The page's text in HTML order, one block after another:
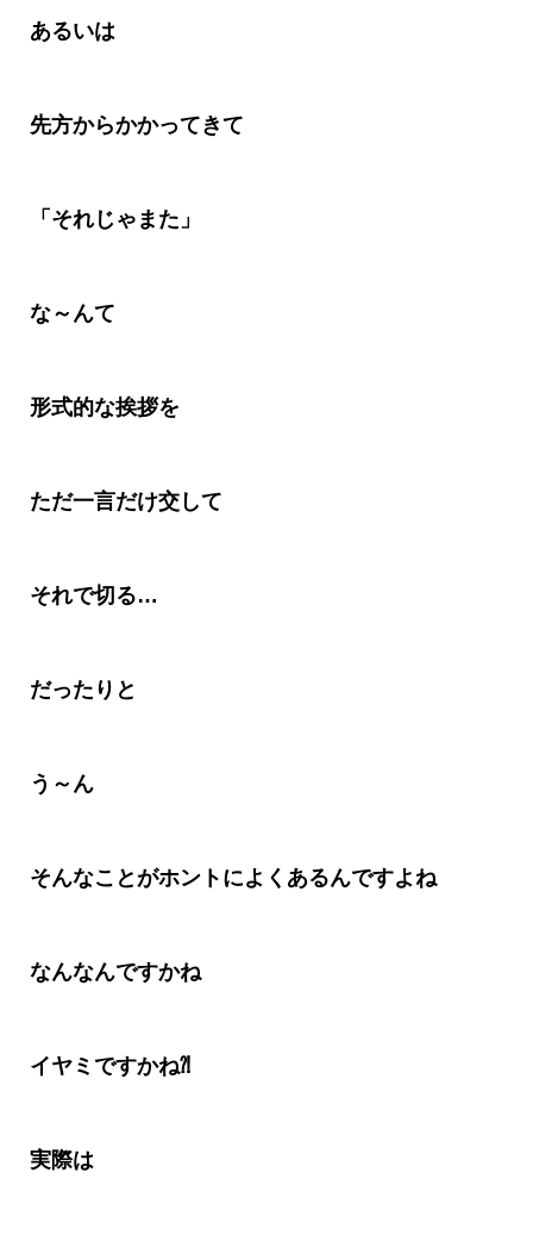
あるいは
先方からかかってきて
「それじゃまた」
な～んて
形式的な挨拶を
ただ一言だけ交して
それで切る…
だったりと
う～ん
そんなことがホントによくあるんですよね
なんなんですかね
イヤミですかね⁈
実際は